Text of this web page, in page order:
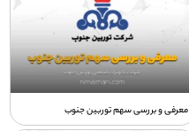
معرفی و بررسی سهم توربین جنوب